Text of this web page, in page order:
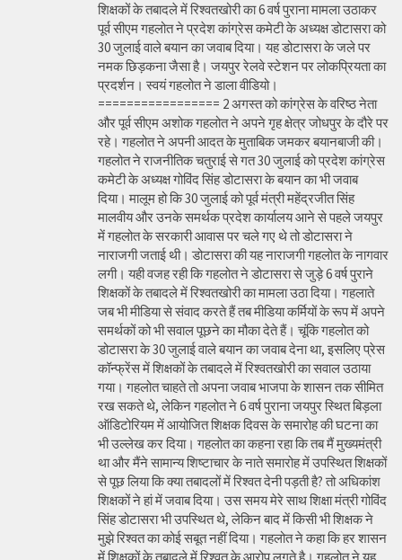
शिक्षकों के तबादले में रिश्वतखोरी का 6 वर्ष पुराना मामला उठाकर
पूर्व सीएम गहलोत ने प्रदेश कांग्रेस कमेटी के अध्यक्ष डोटासरा को
30 जुलाई वाले बयान का जवाब दिया। यह डोटासरा के जले पर
नमक छिड़कना जैसा है। जयपुर रेलवे स्टेशन पर लोकप्रियता का
प्रदर्शन। स्वयं गहलोत ने डाला वीडियो।
================= 2 अगस्त को कांग्रेस के वरिष्ठ नेता
और पूर्व सीएम अशोक गहलोत ने अपने गृह क्षेत्र जोधपुर के दौरे पर
रहे। गहलोत ने अपनी आदत के मुताबिक जमकर बयानबाजी की।
गहलोत ने राजनीतिक चतुराई से गत 30 जुलाई को प्रदेश कांग्रेस
कमेटी के अध्यक्ष गोविंद सिंह डोटासरा के बयान का भी जवाब
दिया। मालूम हो कि 30 जुलाई को पूर्व मंत्री महेंद्रजीत सिंह
मालवीय और उनके समर्थक प्रदेश कार्यालय आने से पहले जयपुर
में गहलोत के सरकारी आवास पर चले गए थे तो डोटासरा ने
नाराजगी जताई थी। डोटासरा की यह नाराजगी गहलोत के नागवार
लगी। यही वजह रही कि गहलोत ने डोटासरा से जुड़े 6 वर्ष पुराने
शिक्षकों के तबादले में रिश्वतखोरी का मामला उठा दिया। गहलाते
जब भी मीडिया से संवाद करते हैं तब मीडिया कर्मियों के रूप में अपने
समर्थकों को भी सवाल पूछने का मौका देते हैं। चूंकि गहलोत को
डोटासरा के 30 जुलाई वाले बयान का जवाब देना था, इसलिए प्रेस
कॉन्फ्रेंस में शिक्षकों के तबादले में रिश्वतखोरी का सवाल उठाया
गया। गहलोत चाहते तो अपना जवाब भाजपा के शासन तक सीमित
रख सकते थे, लेकिन गहलोत ने 6 वर्ष पुराना जयपुर स्थित बिड़ला
ऑडिटोरियम में आयोजित शिक्षक दिवस के समारोह की घटना का
भी उल्लेख कर दिया। गहलोत का कहना रहा कि तब मैं मुख्यमंत्री
था और मैंने सामान्य शिष्टाचार के नाते समारोह में उपस्थित शिक्षकों
से पूछ लिया कि क्या तबादलों में रिश्वत देनी पड़ती है? तो अधिकांश
शिक्षकों ने हां में जवाब दिया। उस समय मेरे साथ शिक्षा मंत्री गोविंद
सिंह डोटासरा भी उपस्थित थे, लेकिन बाद में किसी भी शिक्षक ने
मुझे रिश्वत का कोई सबूत नहीं दिया। गहलोत ने कहा कि हर शासन